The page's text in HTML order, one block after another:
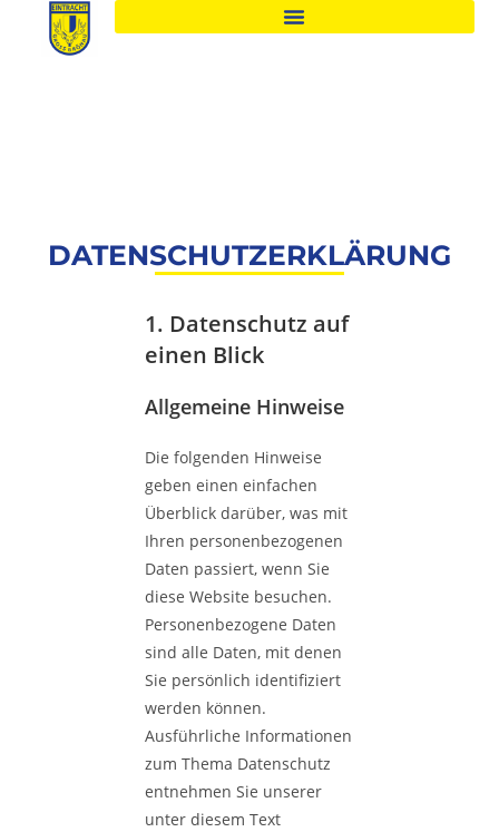
DATENSCHUTZERKLÄRUNG
1. Datenschutz auf
einen Blick
Allgemeine Hinweise
Die folgenden Hinweise
geben einen einfachen
Überblick darüber, was mit
Ihren personenbezogenen
Daten passiert, wenn Sie
diese Website besuchen.
Personenbezogene Daten
sind alle Daten, mit denen
Sie persönlich identifiziert
werden können.
Ausführliche Informationen
zum Thema Datenschutz
entnehmen Sie unserer
unter diesem Text